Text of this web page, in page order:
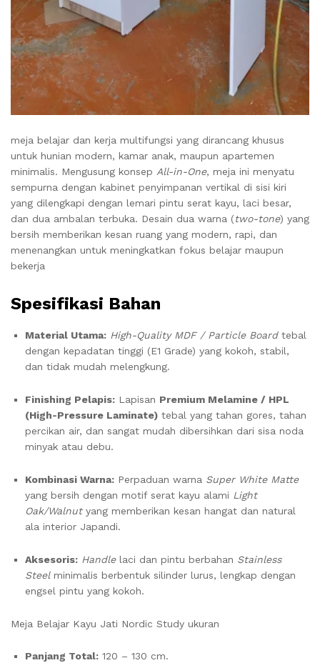
meja belajar dan kerja multifungsi yang dirancang khusus
untuk hunian modern, kamar anak, maupun apartemen
minimalis. Mengusung konsep All-in-One, meja ini menyatu
sempurna dengan kabinet penyimpanan vertikal di sisi kiri
yang dilengkapi dengan lemari pintu serat kayu, laci besar,
dan dua ambalan terbuka. Desain dua warna (two-tone) yang
bersih memberikan kesan ruang yang modern, rapi, dan
menenangkan untuk meningkatkan fokus belajar maupun
bekerja
Spesifikasi Bahan
Material Utama: High-Quality MDF / Particle Boardtebal
dengan kepadatan tinggi (E1 Grade) yang kokoh, stabil,
dan tidak mudah melengkung.
Finishing Pelapis: Lapisan Premium Melamine / HPL
(High-Pressure Laminate) tebal yang tahan gores, tahan
percikan air, dan sangat mudah dibersihkan dari sisa noda
minyak atau debu.
Kombinasi Warna: Perpaduan warna Super White Matte
yang bersih dengan motif serat kayu alami Light
Oak/Walnutyang memberikan kesan hangat dan natural
ala interior Japandi.
Aksesoris: Handlelaci dan pintu berbahan Stainless
Steelminimalis berbentuk silinder lurus, lengkap dengan
engsel pintu yang kokoh.
Meja Belajar Kayu Jati Nordic Study ukuran
Panjang Total: 120 – 130 cm.